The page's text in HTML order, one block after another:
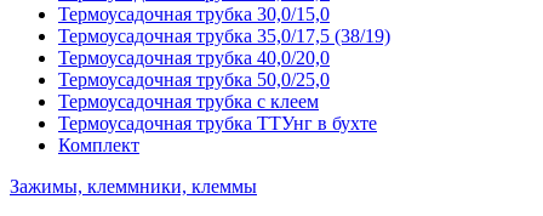
Термоусадочная трубка 30,0/15,0
Термоусадочная трубка 35,0/17,5 (38/19)
Термоусадочная трубка 40,0/20,0
Термоусадочная трубка 50,0/25,0
Термоусадочная трубка с клеем
Термоусадочная трубка ТТУнг в бухте
Комплект
Зажимы, клеммники, клеммы